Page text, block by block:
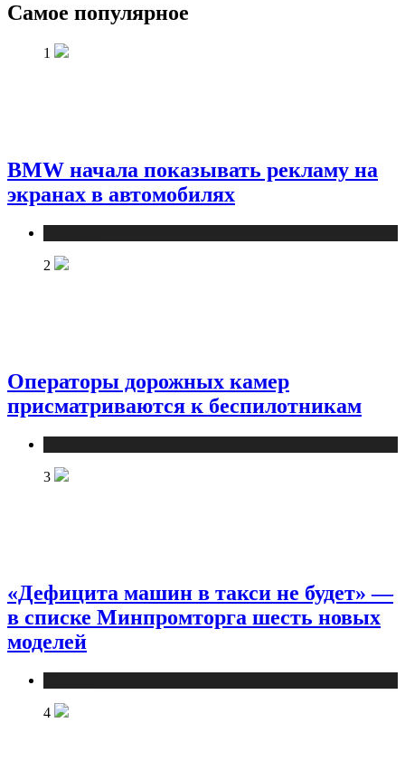
Самое популярное
1
BMW начала показывать рекламу на
экранах в автомобилях
2
Операторы дорожных камер
присматриваются к беспилотникам
3
«Дефицита машин в такси не будет» —
в списке Минпромторга шесть новых
моделей
4